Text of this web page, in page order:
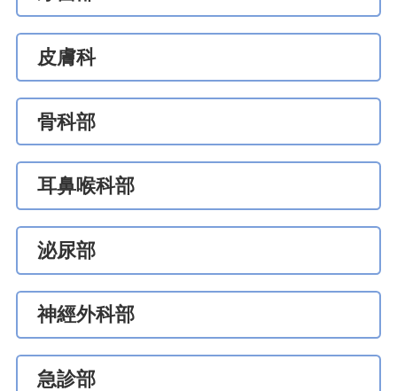
皮膚科
骨科部
耳鼻喉科部
泌尿部
神經外科部
急診部